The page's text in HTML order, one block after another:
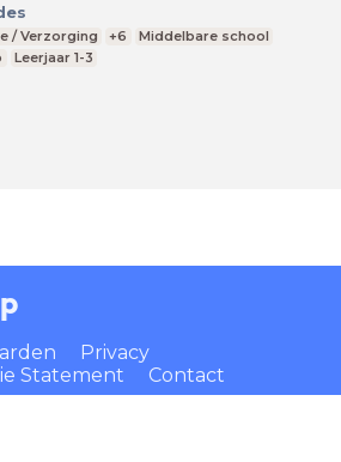
/ Verzorging +6
Middelbare school
Leerjaar 1-3
Privacy
Statement Contact